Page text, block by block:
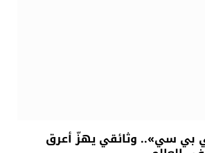
بي سي».. وثائقي يهزّ أعرق